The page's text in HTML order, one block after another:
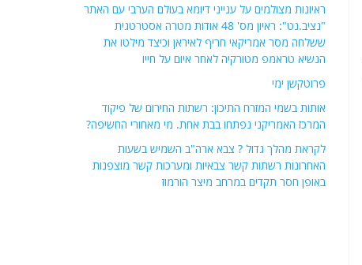
ראיונות מצולמים על ענייני דיומא בעולם הערבי עם האתר
"נציב.נט": ראיון מס' 48 אודות מטרה אסטרטגית
ששלחה מסר אמריקאי חריף לאיראן וכיצד מילטו את
הנשיא טראמפ מטורקיה לאחר איום על חייו
פרוטקשן ימי
אותות בשמי המזרח התיכון: רשתות החירום של פיקוד
המרכז האמריקני נפתחו בבת אחת. מי מאחורי החשיפה?
לקראת מהלך גדול ? צבא ארה"ב השמיש בשעות
האחרונות רשתות קשר צבאיות ומערכות קשר מוצפנות
באופן חסר תקדים במרחב מיצר הורמוז